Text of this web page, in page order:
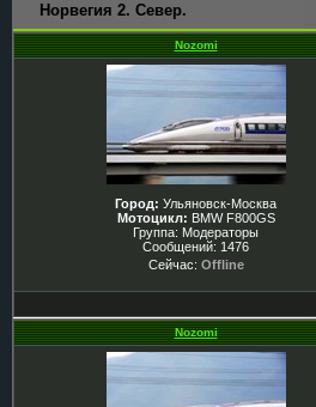
Норвегия 2. Север.
Nozomi
Город: Ульяновск-Москва
Мотоцикл: BMW F800GS
Группа: Модераторы
Сообщений: 1476
Сейчас: Offline
Nozomi